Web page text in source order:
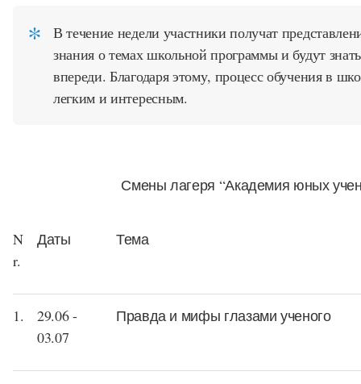
В течение недели участники получат
знания о темах школьной программы и будут
впереди. Благодаря этому, процесс обучения в
легким и интересным.
Смены лагеря “Академия юных
N
r.
Даты Тема
1.
29.06 -
03.07
Правда и мифы глазами ученого